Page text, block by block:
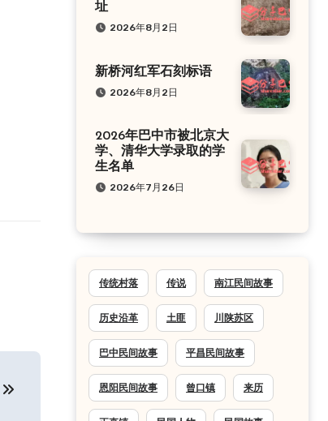
址
2026年8月2日
新桥河红军石刻标语
2026年8月2日
2026年巴中市被北京大
学、清华大学录取的学
生名单
2026年7月26日
传统村落 传说 南江民间故事
历史沿革 土匪 川陕苏区
巴中民间故事 平昌民间故事
恩阳民间故事 曾口镇 来历